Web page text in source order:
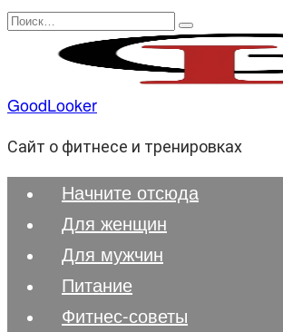
Перейти
содержанию
Search
GoodLooker
Сайт о фитнесе и тренировках
Начните отсюда
Для женщин
Для мужчин
Питание
Фитнес-советы